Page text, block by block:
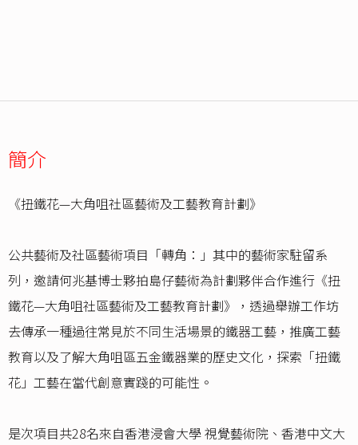
簡介
《扭鐵花—大角咀社區藝術及工藝教育計劃》
公共藝術及社區藝術項目「轉角：」其中的藝術家駐留系
列，邀請何兆基博士夥拍島仔藝術為計劃夥伴合作進行《扭
鐵花—大角咀社區藝術及工藝教育計劃》，透過舉辦工作坊
去傳承一種過往常見於不同生活場景的鐵器工藝，推廣工藝
教育以及了解大角咀區五金鐵器業的歷史文化，探索「扭鐵
花」工藝在當代創意實踐的可能性。
是次項目共28名來自香港浸會大學 視覺藝術院、香港中文大